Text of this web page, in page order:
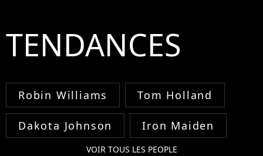
TENDANCES
Robin Williams Tom Holland
Dakota Johnson Iron Maiden
VOIR TOUS LES PEOPLE